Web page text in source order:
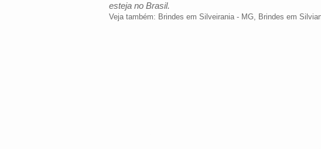
esteja no Brasil.
Veja também: Brindes em Silveirania - MG, Brindes em